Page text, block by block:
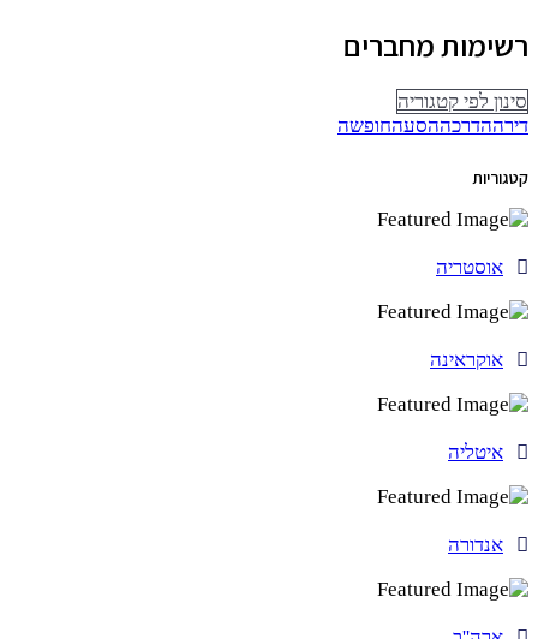
רשימות מחברים
סינון לפי קטגוריה
דירההדרכההסעהחופשה
קטגוריות
אוסטריה
אוקראינה
איטליה
אנדורה